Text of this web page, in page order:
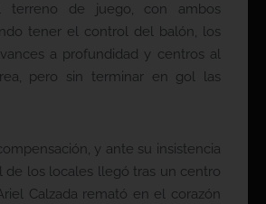
terreno de juego, con ambos
tener el control del balón, los
a profundidad y centros al
pero sin terminar en gol las
y ante su insistencia
de los locales llegó tras un centro
Calzada remató en el corazón